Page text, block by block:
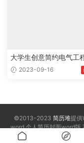
大学生创意简约电气工
位个人工作简历Word
2023-09-16
©2013-2023 简历堆提供
word,个人简历封面word版,
求